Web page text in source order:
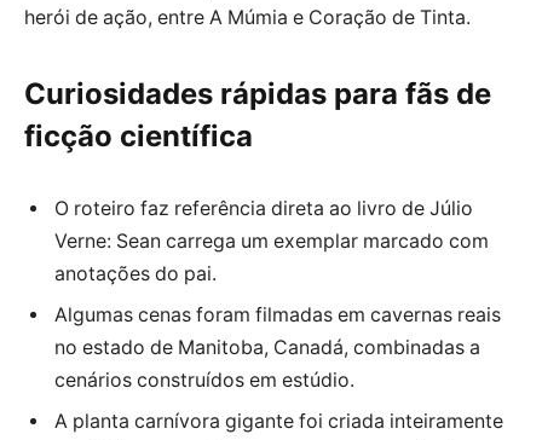
herói de ação, entre A Múmia e Coração de Tinta.
Curiosidades rápidas para fãs de
ficção científica
O roteiro faz referência direta ao livro de Júlio
Verne: Sean carrega um exemplar marcado com
anotações do pai.
Algumas cenas foram filmadas em cavernas reais
no estado de Manitoba, Canadá, combinadas a
cenários construídos em estúdio.
A planta carnívora gigante foi criada inteiramente